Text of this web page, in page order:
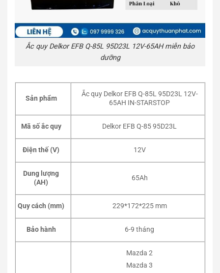
Ắc quy Delkor EFB Q-85L 95D23L 12V-65AH miễn bảo
dưỡng
Sản phẩm
Ắc quy Delkor EFB Q-85L 95D23L 12V-
65AH IN-STARSTOP
Mã số ắc quy Delkor EFB Q-85 95D23L
Điện thế (V) 12V
Dung lượng
(AH)
65Ah
Quy cách (mm) 229*172*225 mm
Bảo hành 6-9 tháng
Mazda 2
Mazda 3